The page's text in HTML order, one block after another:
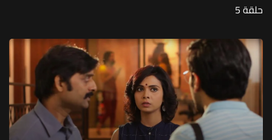
حلقة 5